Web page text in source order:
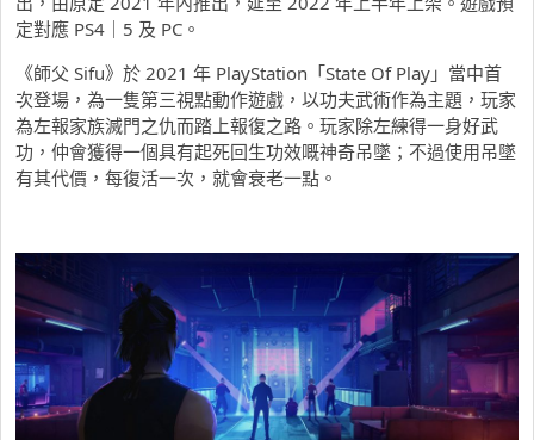
定對應 PS4｜5 及 PC。
《師父 Sifu》於 2021 年 PlayStation「State Of Play」當中首
次登場，為一隻第三視點動作遊戲，以功夫武術作為主題，玩家
為左報家族滅門之仇而踏上報復之路。玩家除左練得一身好武
功，仲會獲得一個具有起死回生功效嘅神奇吊墜；不過使用吊墜
有其代價，每復活一次，就會衰老一點。